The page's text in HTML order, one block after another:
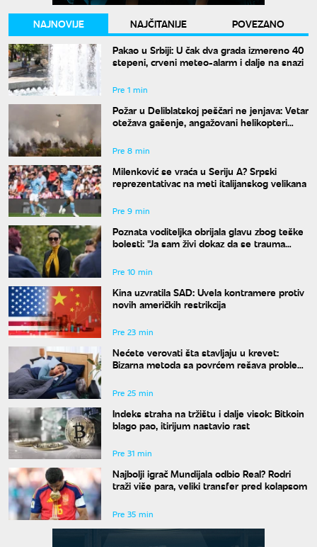
NAJNOVIJE NAJČITANIJE
POVEZANO
Pakao u Srbiji: U čak dva grada izmereno 40
stepeni, crveni meteo-alarm i dalje na snazi
Pre 1 min
Požar u Deliblatskoj peščari ne jenjava: Vetar
otežava gašenje, angažovani helikopteri
Pre 8 min
Milenković se vraća u Seriju A? Srpski
reprezentativac na meti italijanskog velikana
Pre 9 min
Poznata voditeljka obrijala glavu zbog teške
bolesti: "Ja sam živi dokaz da se trauma
Pre 10 min
Kina uzvratila SAD: Uvela kontramere protiv
novih američkih restrikcija
Pre 23 min
Nećete verovati šta stavljaju u krevet:
Bizarna metoda sa povrćem rešava problem
Pre 25 min
Indeks straha na tržištu i dalje visok: Bitkoin
blago pao, itirijum nastavio rast
Pre 31 min
Najbolji igrač Mundijala odbio Real? Rodri
traži više para, veliki transfer pred kolapsom
Pre 35 min